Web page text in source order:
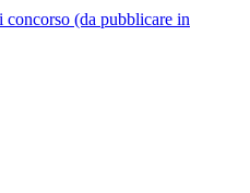
concorso (da pubblicare in